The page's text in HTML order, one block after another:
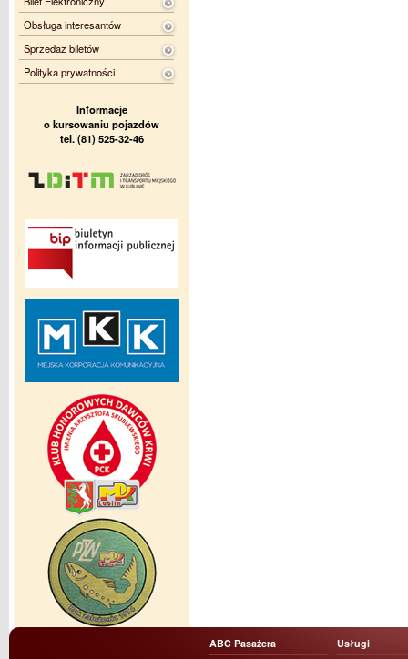
Obsługa interesantów
Sprzedaż biletów
Polityka prywatności
Informacje
o kursowaniu pojazdów
tel. (81) 525-32-46
ABC Pasażera Usługi